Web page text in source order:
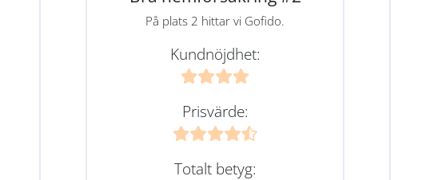
På plats 2 hittar vi Gofido.
Kundnöjdhet:
Prisvärde:
Totalt betyg: